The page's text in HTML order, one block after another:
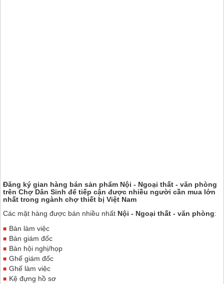
Đăng ký gian hàng bán sản phẩm Nội - Ngoại thất - văn phòng
trên Chợ Dân Sinh để tiếp cận được nhiều người cần mua lớn
nhất trong ngành chợ thiết bị Việt Nam
Các mặt hàng được bán nhiều nhất Nội - Ngoại thất - văn phòng:
Bàn làm việc
Bàn giám đốc
Bàn hội nghị/họp
Ghế giám đốc
Ghế làm việc
Kệ đựng hồ sơ